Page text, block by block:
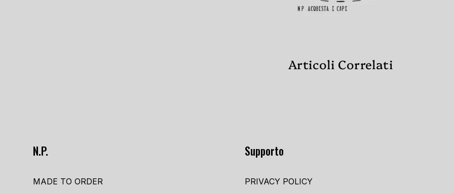
Articoli Correlati
N.P.
MADE TO ORDER
Supporto
PRIVACY POLICY